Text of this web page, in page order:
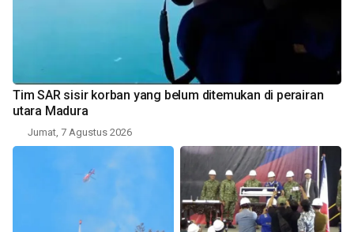
Tim SAR sisir korban yang belum ditemukan di perairan
utara Madura
Jumat, 7 Agustus 2026